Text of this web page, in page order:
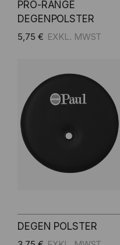
PRO-RANGE
DEGENPOLSTER
5,75 €
DEGEN POLSTER